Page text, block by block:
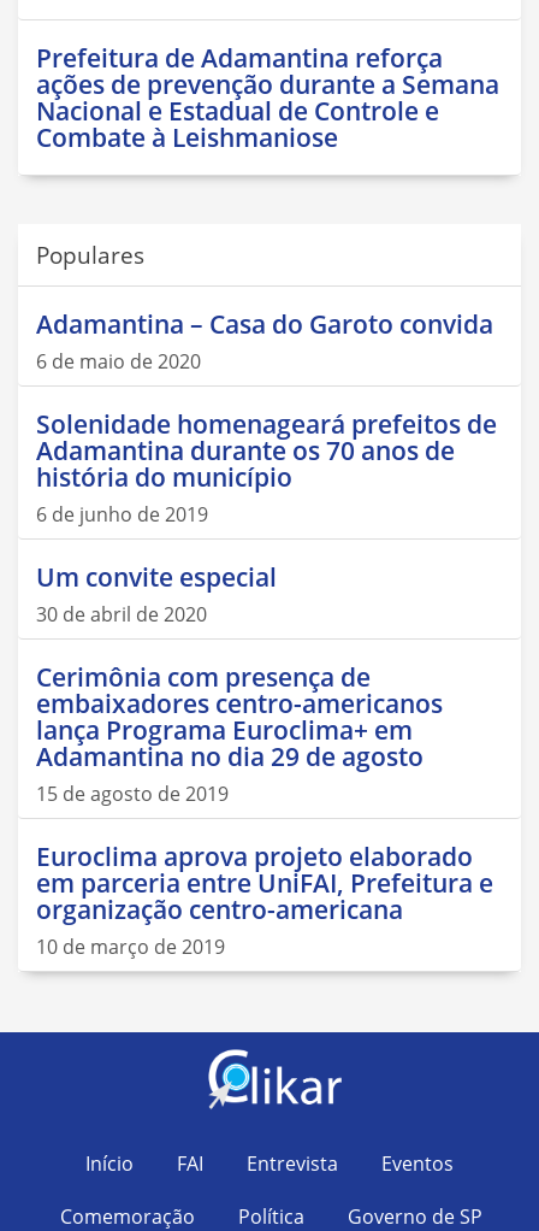
Prefeitura de Adamantina reforça
ações de prevenção durante a Semana
Nacional e Estadual de Controle e
Combate à Leishmaniose
Populares
Adamantina – Casa do Garoto convida
6 de maio de 2020
Solenidade homenageará prefeitos de
Adamantina durante os 70 anos de
história do município
6 de junho de 2019
Um convite especial
30 de abril de 2020
Cerimônia com presença de
embaixadores centro-americanos
lança Programa Euroclima+ em
Adamantina no dia 29 de agosto
15 de agosto de 2019
Euroclima aprova projeto elaborado
em parceria entre UniFAI, Prefeitura e
organização centro-americana
10 de março de 2019
Início FAI Entrevista
Eventos
Comemoração
Política Governo de SP